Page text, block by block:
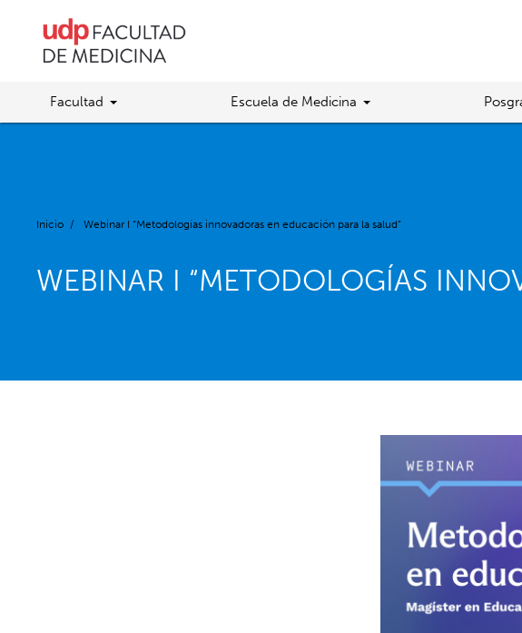
Facultad Escuela de Medicina
Inicio / Webinar I “Metodologías innovadoras en educación para la salud”
WEBINAR I “METODOLOGÍAS